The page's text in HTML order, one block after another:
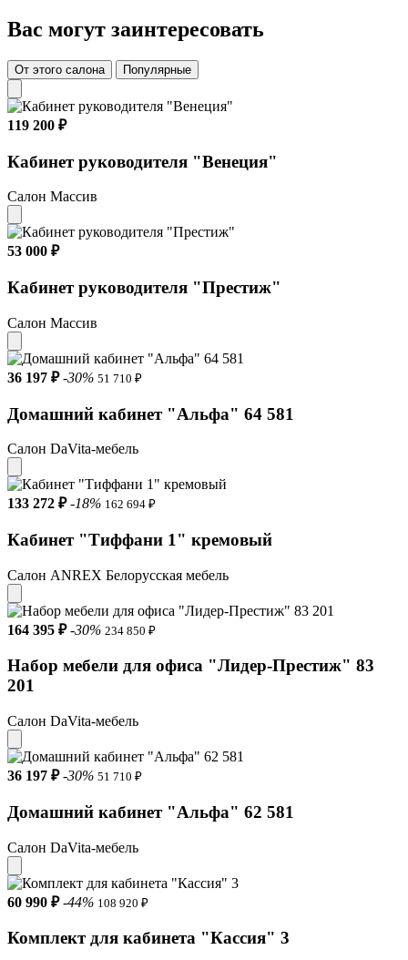
Вас могут заинтересовать
От этого салона Популярные
119 200 ₽
Кабинет руководителя "Венеция"
Салон Массив
53 000 ₽
Кабинет руководителя "Престиж"
Салон Массив
36 197 ₽ -30% 51 710 ₽
Домашний кабинет "Альфа" 64 581
Салон DaVita-мебель
133 272 ₽ -18% 162 694 ₽
Кабинет "Тиффани 1" кремовый
Салон ANREX Белорусская мебель
164 395 ₽ -30% 234 850 ₽
Набор мебели для офиса "Лидер-Престиж" 83
201
Салон DaVita-мебель
36 197 ₽ -30% 51 710 ₽
Домашний кабинет "Альфа" 62 581
Салон DaVita-мебель
60 990 ₽ -44% 108 920 ₽
Комплект для кабинета "Кассия" 3